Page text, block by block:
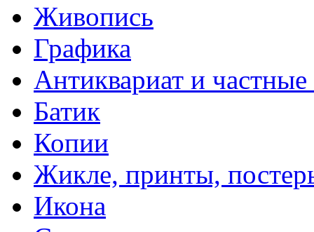
Живопись
Графика
Антиквариат и
Батик
Копии
Жикле, принты,
Икона